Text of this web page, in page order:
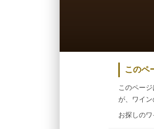
このペ
このペー
が、ワイン
お探しのワ